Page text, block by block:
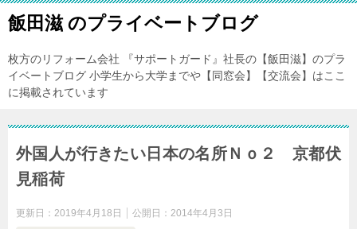
飯田滋 のプライベートブログ
枚方のリフォーム会社 『サポートガード』社長の【飯田滋】のプラ
イベートブログ 小学生から大学までや【同窓会】【交流会】はここ
に掲載されています
外国人が行きたい日本の名所Ｎｏ２ 京都伏
見稲荷
更新日： 2019年4月18日 公開日： 2014年4月3日